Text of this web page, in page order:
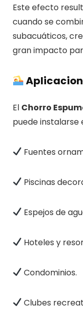
Este efecto
cuando se
subacuáticos,
gran impacto
El Chorro
puede instalarse
Fuentes
Piscinas
Espejos de
Hoteles y
Condominios.
Clubes